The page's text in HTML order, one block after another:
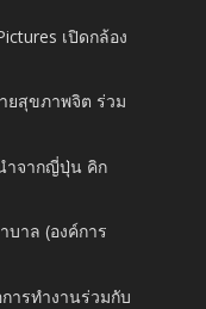
เปิดกล้อง
ยสุขภาพจิต ร่วม
ำจากญี่ปุ่น คิก
าล (องค์การ
ารทำงานร่วมกับ